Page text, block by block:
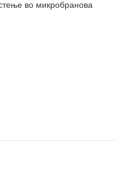
во микробранова